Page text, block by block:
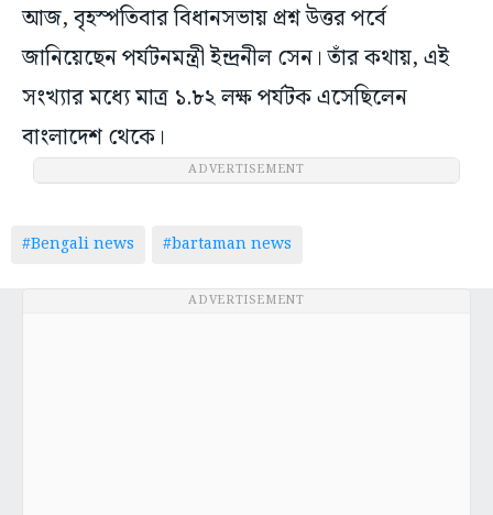
আজ, বৃহস্পতিবার বিধানসভায় প্রশ্ন উত্তর পর্বে
জানিয়েছেন পর্যটনমন্ত্রী ইন্দ্রনীল সেন। তাঁর কথায়, এই
সংখ্যার মধ্যে মাত্র ১.৮২ লক্ষ পর্যটক এসেছিলেন
বাংলাদেশ থেকে।
ADVERTISEMENT
#Bengali news #bartaman news
ADVERTISEMENT